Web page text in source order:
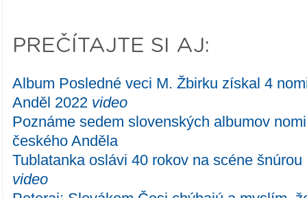
PREČÍTAJTE SI AJ:
Album Posledné veci M. Žbirku získal 4
Anděl 2022 video
Poznáme sedem slovenských albumov
českého Anděla
Tublatanka oslávi 40 rokov na scéne
video